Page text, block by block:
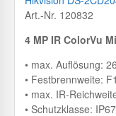
Art.-Nr. 120832
4 MP IR ColorVu
• max. Auflösung:
• Festbrennweite:
• max. IR-
• Schutzklasse: IP67